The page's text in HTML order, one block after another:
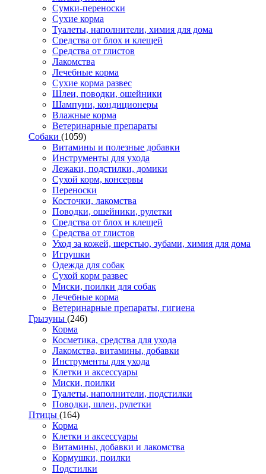
Сумки-переноски
Сухие корма
Туалеты, наполнители, химия для дома
Средства от блох и клещей
Средства от глистов
Лакомства
Лечебные корма
Сухие корма развес
Шлеи, поводки, ошейники
Шампуни, кондиционеры
Влажные корма
Ветеринарные препараты
Собаки (1059)
Витамины и полезные добавки
Инструменты для ухода
Лежаки, подстилки, домики
Сухой корм, консервы
Переноски
Косточки, лакомства
Поводки, ошейники, рулетки
Средства от блох и клещей
Средства от глистов
Уход за кожей, шерстью, зубами, химия для дома
Игрушки
Одежда для собак
Сухой корм развес
Миски, поилки для собак
Лечебные корма
Ветеринарные препараты, гигиена
Грызуны (246)
Корма
Косметика, средства для ухода
Лакомства, витамины, добавки
Инструменты для ухода
Клетки и аксессуары
Миски, поилки
Туалеты, наполнители, подстилки
Поводки, шлеи, рулетки
Птицы (164)
Корма
Клетки и аксессуары
Витамины, добавки и лакомства
Кормушки, поилки
Подстилки